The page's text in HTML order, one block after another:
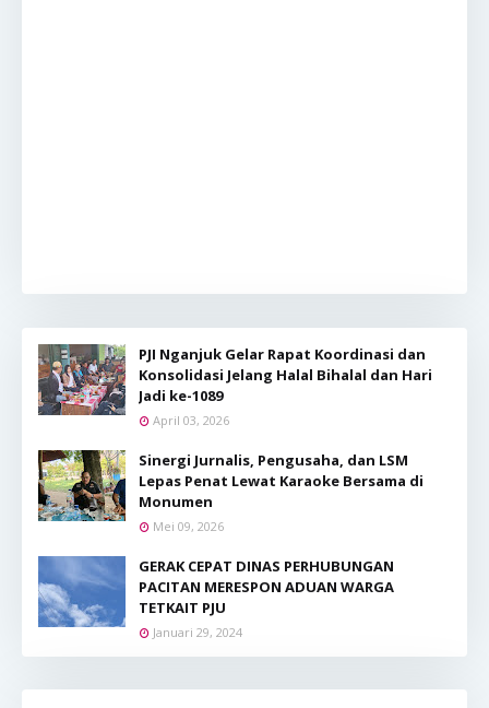
PJI Nganjuk Gelar Rapat Koordinasi dan
Konsolidasi Jelang Halal Bihalal dan Hari
Jadi ke-1089
April 03, 2026
Sinergi Jurnalis, Pengusaha, dan LSM
Lepas Penat Lewat Karaoke Bersama di
Monumen
Mei 09, 2026
GERAK CEPAT DINAS PERHUBUNGAN
PACITAN MERESPON ADUAN WARGA
TETKAIT PJU
Januari 29, 2024